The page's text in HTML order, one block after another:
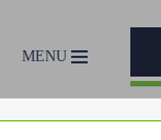
MENU